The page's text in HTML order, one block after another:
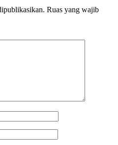
Ruas yang wajib